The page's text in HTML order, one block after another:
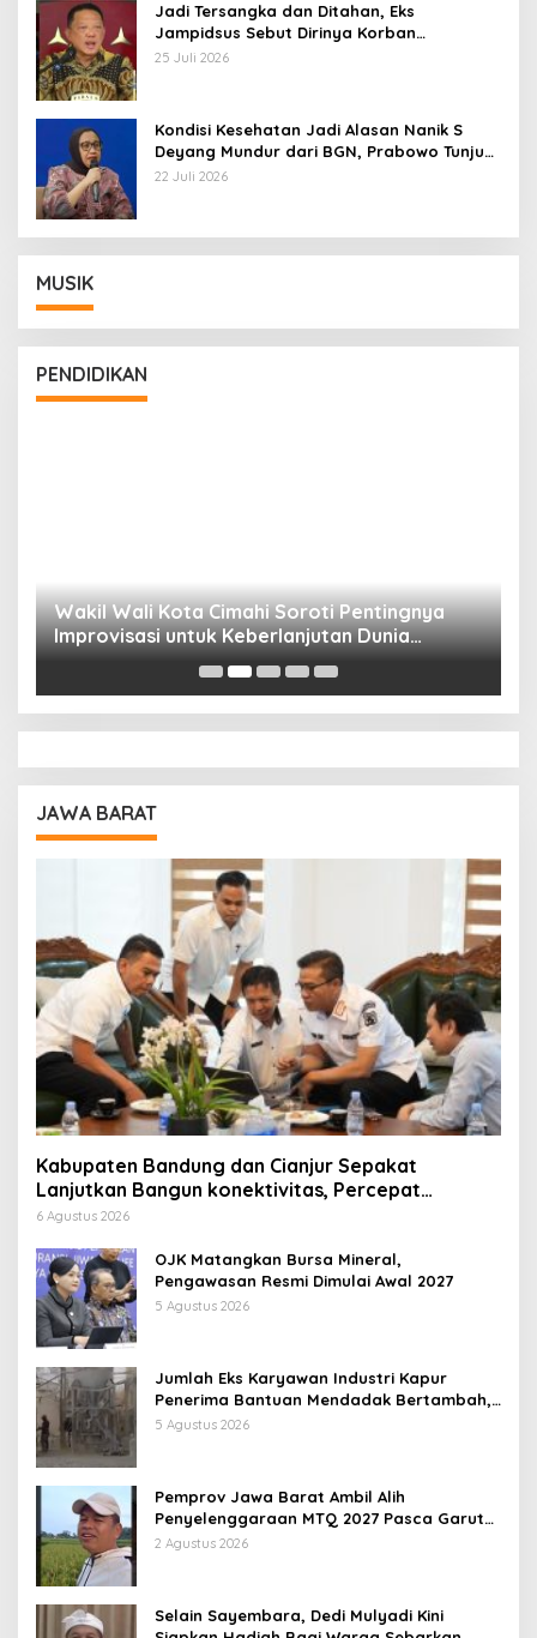
Jadi Tersangka dan Ditahan, Eks
Jampidsus Sebut Dirinya Korban
Kriminalisasi
25 Juli 2026
Kondisi Kesehatan Jadi Alasan Nanik S
Deyang Mundur dari BGN, Prabowo Tunjuk
Wamentan Sudaryono
22 Juli 2026
MUSIK
PENDIDIKAN
Wakil Wali Kota Cimahi Soroti Pentingnya
Improvisasi untuk Keberlanjutan Dunia
Pendidikan
JAWA BARAT
Kabupaten Bandung dan Cianjur Sepakat
Lanjutkan Bangun konektivitas, Percepat
Pertumbuhan Ekonomi Daerah
6 Agustus 2026
OJK Matangkan Bursa Mineral,
Pengawasan Resmi Dimulai Awal 2027
5 Agustus 2026
Jumlah Eks Karyawan Industri Kapur
Penerima Bantuan Mendadak Bertambah,
KDM: Kita Identifikasi
5 Agustus 2026
Pemprov Jawa Barat Ambil Alih
Penyelenggaraan MTQ 2027 Pasca Garut
Mundur Jadi Tuan Rumah
2 Agustus 2026
Selain Sayembara, Dedi Mulyadi Kini